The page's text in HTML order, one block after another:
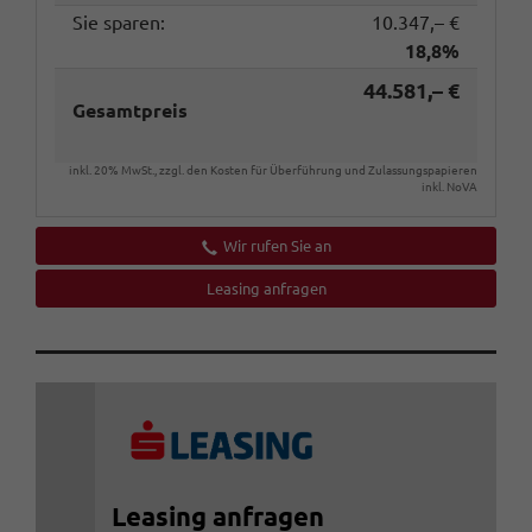
Sie sparen:
10.347,– €
18,8%
Gesamtpreis
44.581,– €
inkl. 20% MwSt., zzgl. den Kosten für Überführung und Zulassungspapieren
inkl. NoVA
Wir rufen Sie an
Leasing anfragen
Leasing anfragen